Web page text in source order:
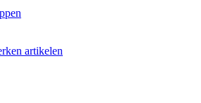
artikelen